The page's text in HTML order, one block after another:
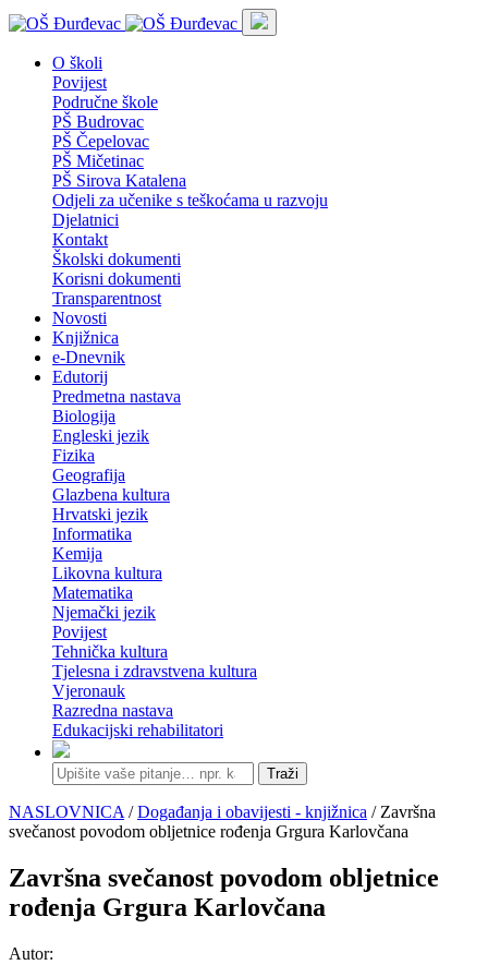
O školi
Povijest
Područne škole
PŠ Budrovac
PŠ Čepelovac
PŠ Mičetinac
PŠ Sirova Katalena
Odjeli za učenike s teškoćama u razvoju
Djelatnici
Kontakt
Školski dokumenti
Korisni dokumenti
Transparentnost
Novosti
Knjižnica
e-Dnevnik
Edutorij
Predmetna nastava
Biologija
Engleski jezik
Fizika
Geografija
Glazbena kultura
Hrvatski jezik
Informatika
Kemija
Likovna kultura
Matematika
Njemački jezik
Povijest
Tehnička kultura
Tjelesna i zdravstvena kultura
Vjeronauk
Razredna nastava
Edukacijski rehabilitatori
Traži
NASLOVNICA /Događanja i obavijesti - knjižnica / Završna
svečanost povodom obljetnice rođenja Grgura Karlovčana
Završna svečanost povodom obljetnice
rođenja Grgura Karlovčana
Autor: